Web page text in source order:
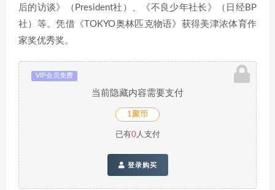
后的访谈》（President社）、《不良少年社长》（日经BP
社）等。凭借《TOKYO奥林匹克物语》获得美津浓体育作
家奖优秀奖。
VIP会员免费
当前隐藏内容需要支付
1聚币
已有0人支付
登录购买